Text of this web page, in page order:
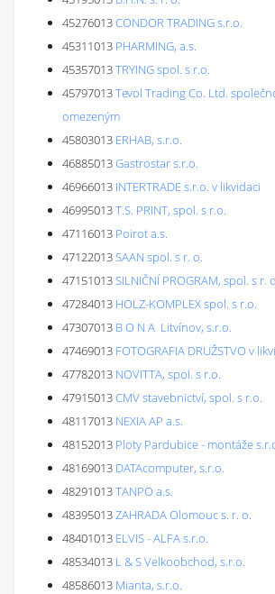
45276013CONDOR TRADING s.r.o.
45311013 PHARMING, a.s.
45357013TRYING spol. s r.o.
45797013Tevol Trading Co. Ltd.
omezeným
45803013 ERHAB, s.r.o.
46885013Gastrostar s.r.o.
46966013 INTERTRADE s.r.o. v likvidaci
46995013T.S. PRINT, spol. s r.o.
47116013 Poirot a.s.
47122013SAAN spol. s r. o.
47151013SILNIČNÍ PROGRAM, spol. s r.
47284013 HOLZ-KOMPLEX spol. s r.o.
47307013 B O N A Litvínov, s.r.o.
47469013 FOTOGRAFIA DRUŽSTVO v
47782013 NOVITTA, spol. s r.o.
47915013CMV stavebnictví, spol. s r.o.
48117013 NEXIA AP a.s.
48152013 Ploty Pardubice - montáže
48169013 DATAcomputer, s.r.o.
48291013TANPO a.s.
48395013ZAHRADA Olomouc s. r. o.
48401013 ELVIS - ALFA s.r.o.
48534013 L & S Velkoobchod, s.r.o.
48586013 Mianta, s.r.o.